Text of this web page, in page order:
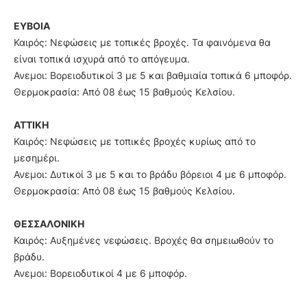
ΕΥΒΟΙΑ
Καιρός: Νεφώσεις με τοπικές βροχές. Τα φαινόμενα θα
είναι τοπικά ισχυρά από το απόγευμα.
Ανεμοι: Βορειοδυτικοί 3 με 5 και βαθμιαία τοπικά 6 μποφόρ.
Θερμοκρασία: Από 08 έως 15 βαθμούς Κελσίου.
ΑΤΤΙΚΗ
Καιρός: Νεφώσεις με τοπικές βροχές κυρίως από το
μεσημέρι.
Ανεμοι: Δυτικοί 3 με 5 και το βράδυ βόρειοι 4 με 6 μποφόρ.
Θερμοκρασία: Από 08 έως 15 βαθμούς Κελσίου.
ΘΕΣΣΑΛΟΝΙΚΗ
Καιρός: Αυξημένες νεφώσεις. Βροχές θα σημειωθούν το
βράδυ.
Ανεμοι: Βορειοδυτικοί 4 με 6 μποφόρ.